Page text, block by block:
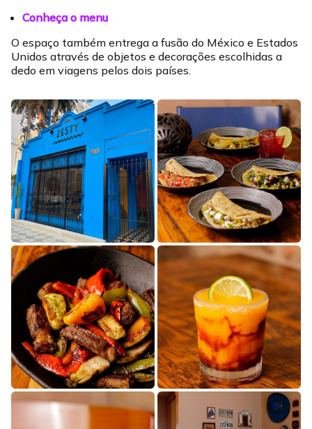
Conheça o menu
O espaço também entrega a fusão do México e Estados
Unidos através de objetos e decorações escolhidas a
dedo em viagens pelos dois países.